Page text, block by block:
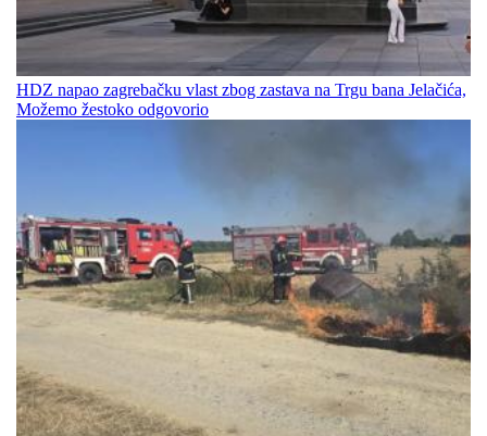
HDZ napao zagrebačku vlast zbog zastava na Trgu bana Jelačića,
Možemo žestoko odgovorio